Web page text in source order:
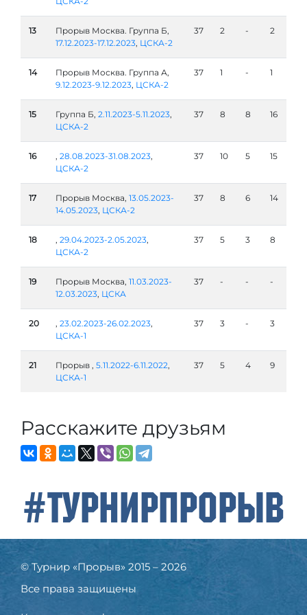
13
Прорыв Москва. Группа Б,
17.12.2023-17.12.2023, ЦСКА-2
37 2 - 2
14
Прорыв Москва. Группа А,
9.12.2023-9.12.2023, ЦСКА-2
37 1 - 1
15 Группа Б, 2.11.2023-5.11.2023,
ЦСКА-2
37 8 8 16
16 , 28.08.2023-31.08.2023,
ЦСКА-2
37 10 5 15
17 Прорыв Москва, 13.05.2023-
14.05.2023, ЦСКА-2
37 8 6 14
18 , 29.04.2023-2.05.2023,
ЦСКА-2
37 5 3 8
19 Прорыв Москва, 11.03.2023-
12.03.2023, ЦСКА
37 - - -
20 , 23.02.2023-26.02.2023,
ЦСКА-1
37 3 - 3
21 Прорыв , 5.11.2022-6.11.2022,
ЦСКА-1
37 5 4 9
Расскажите друзьям
#ТурнирПрорыв
© Турнир «Прорыв» 2015 – 2026
Все права защищены